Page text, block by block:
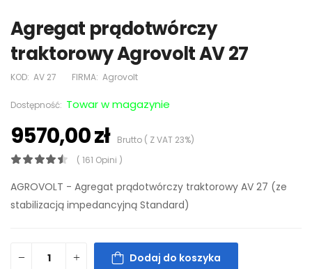
Agregat prądotwórczy
traktorowy Agrovolt AV 27
KOD: AV 27 FIRMA: Agrovolt
Dostępność: Towar w magazynie
9570,00 złBrutto ( Z VAT 23%)
( 161 Opini )
AGROVOLT - Agregat prądotwórczy traktorowy AV 27 (ze
stabilizacją impedancyjną Standard)
Dodaj do koszyka